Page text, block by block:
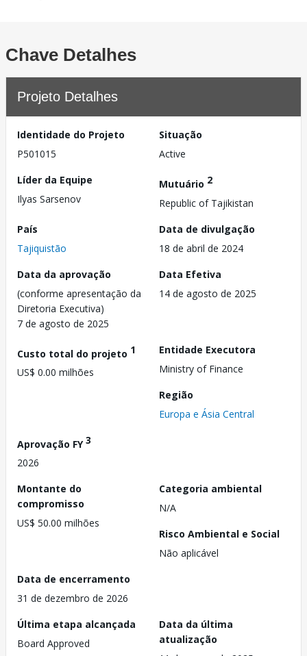
Chave Detalhes
Projeto Detalhes
Identidade do Projeto
P501015
Situação
Active
Líder da Equipe
Ilyas Sarsenov
Mutuário 2
Republic of Tajikistan
País
Tajiquistão
Data de divulgação
18 de abril de 2024
Data da aprovação
(conforme apresentação da
Diretoria Executiva)
7 de agosto de 2025
Data Efetiva
14 de agosto de 2025
Custo total do projeto 1
US$ 0.00 milhões
Entidade Executora
Ministry of Finance
Região
Europa e Ásia Central
Aprovação FY3
2026
Montante do
compromisso
US$ 50.00 milhões
Categoria ambiental
N/A
Risco Ambiental e Social
Não aplicável
Data de encerramento
31 de dezembro de 2026
Última etapa alcançada
Board Approved
Data da última
atualização